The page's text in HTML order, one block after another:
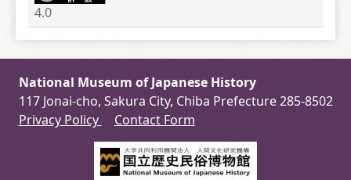
4.0
National Museum of Japanese History
117 Jonai-cho, Sakura City, Chiba Prefecture 285-8502
Privacy Policy
Contact Form